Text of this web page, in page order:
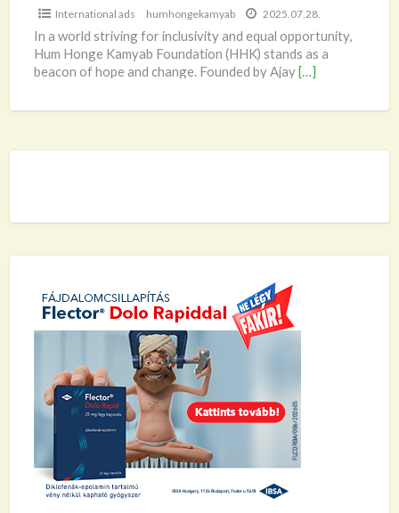
International ads humhongekamyab 2025.07.28.
In a world striving for inclusivity and equal opportunity,
Hum Honge Kamyab Foundation (HHK) stands as a
beacon of hope and change. Founded by Ajay[…]